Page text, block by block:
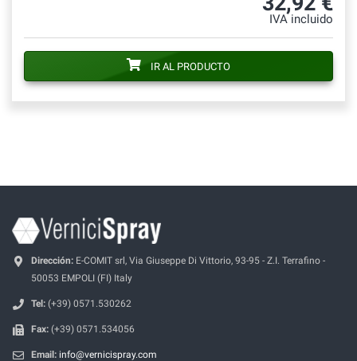
IVA incluido
IR AL PRODUCTO
Dirección: E-COMIT srl, Via Giuseppe Di Vittorio, 93-95 - Z.I. Terrafino -
50053 EMPOLI (FI) Italy
Tel: (+39) 0571.530262
Fax: (+39) 0571.534056
Email: info@vernicispray.com